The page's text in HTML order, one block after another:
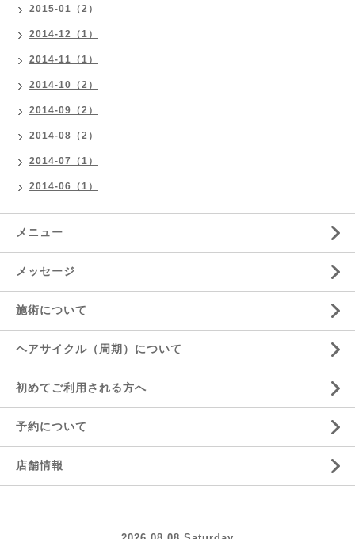
2015-01（2）
2014-12（1）
2014-11（1）
2014-10（2）
2014-09（2）
2014-08（2）
2014-07（1）
2014-06（1）
メニュー
メッセージ
施術について
ヘアサイクル（周期）について
初めてご利用される方へ
予約について
店舗情報